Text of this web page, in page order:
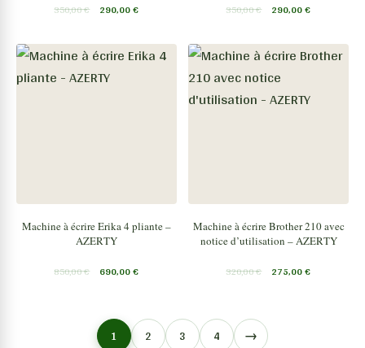
350,00€ 290,00€ 350,00€ 290,00€
Machine à écrire Erika 4 pliante –
AZERTY
850,00€ 690,00€
Machine à écrire Brother 210 avec
notice d’utilisation – AZERTY
320,00€ 275,00€
1 2 3 4 →